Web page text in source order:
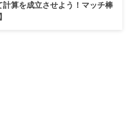
ぼかしを入れるなど配慮して。
計算を成立させよう！マッチ棒